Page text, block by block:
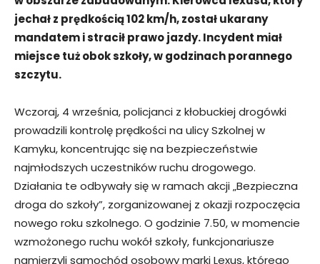
jechał z prędkością 102 km/h, został ukarany
mandatem i stracił prawo jazdy. Incydent miał
miejsce tuż obok szkoły, w godzinach porannego
szczytu.
Wczoraj, 4 września, policjanci z kłobuckiej drogówki
prowadzili kontrolę prędkości na ulicy Szkolnej w
Kamyku, koncentrując się na bezpieczeństwie
najmłodszych uczestników ruchu drogowego.
Działania te odbywały się w ramach akcji „Bezpieczna
droga do szkoły”, zorganizowanej z okazji rozpoczęcia
nowego roku szkolnego. O godzinie 7.50, w momencie
wzmożonego ruchu wokół szkoły, funkcjonariusze
namierzyli samochód osobowy marki Lexus, którego